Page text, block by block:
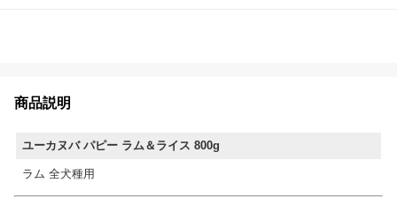
商品説明
ユーカヌバ パピー ラム＆ライス 800g
ラム 全犬種用